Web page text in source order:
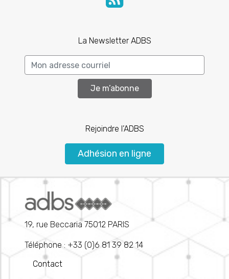
La Newsletter ADBS
Je m’abonne
Rejoindre l’ADBS
Adhésion en ligne
19, rue Beccaria 75012 PARIS
Téléphone : +33 (0)6 81 39 82 14
Contact